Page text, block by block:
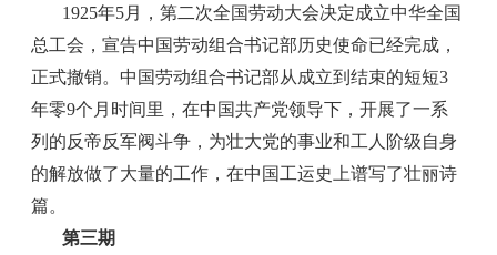
1925年5月，第二次全国劳动大会决定成立中华全国
总工会，宣告中国劳动组合书记部历史使命已经完成，
正式撤销。中国劳动组合书记部从成立到结束的短短3
年零9个月时间里，在中国共产党领导下，开展了一系
列的反帝反军阀斗争，为壮大党的事业和工人阶级自身
的解放做了大量的工作，在中国工运史上谱写了壮丽诗
篇。
第三期